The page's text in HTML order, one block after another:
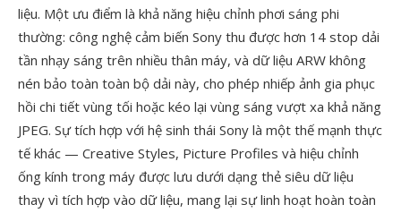
liệu. Một ưu điểm là khả năng hiệu chỉnh phơi sáng phi
thường: công nghệ cảm biến Sony thu được hơn 14 stop dải
tần nhạy sáng trên nhiều thân máy, và dữ liệu ARW không
nén bảo toàn toàn bộ dải này, cho phép nhiếp ảnh gia phục
hồi chi tiết vùng tối hoặc kéo lại vùng sáng vượt xa khả năng
JPEG. Sự tích hợp với hệ sinh thái Sony là một thế mạnh thực
tế khác — Creative Styles, Picture Profiles và hiệu chỉnh
ống kính trong máy được lưu dưới dạng thẻ siêu dữ liệu
thay vì tích hợp vào dữ liệu, mang lại sự linh hoạt hoàn toàn